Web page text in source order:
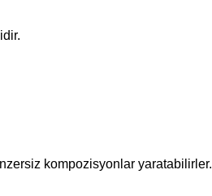
kompozisyonlar yaratabilirler.